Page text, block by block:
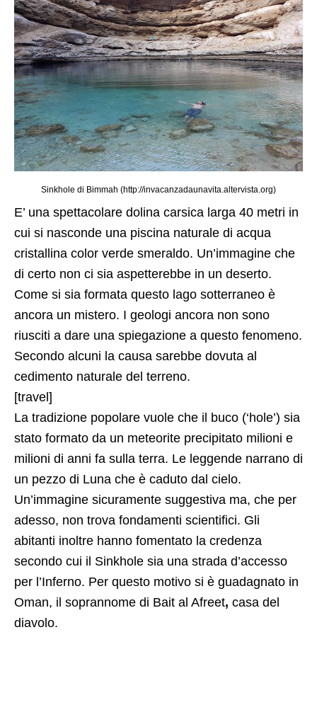
Sinkhole di Bimmah (http://invacanzadaunavita.altervista.org)
E’ una spettacolare dolina carsica larga 40 metri in
cui si nasconde una piscina naturale di acqua
cristallina color verde smeraldo. Un’immagine che
di certo non ci sia aspetterebbe in un deserto.
Come si sia formata questo lago sotterraneo è
ancora un mistero. I geologi ancora non sono
riusciti a dare una spiegazione a questo fenomeno.
Secondo alcuni la causa sarebbe dovuta al
cedimento naturale del terreno.
[travel]
La tradizione popolare vuole che il buco (‘hole’) sia
stato formato da un meteorite precipitato milioni e
milioni di anni fa sulla terra. Le leggende narrano di
un pezzo di Luna che è caduto dal cielo.
Un’immagine sicuramente suggestiva ma, che per
adesso, non trova fondamenti scientifici. Gli
abitanti inoltre hanno fomentato la credenza
secondo cui il Sinkhole sia una strada d’accesso
per l’Inferno. Per questo motivo si è guadagnato in
Oman, il soprannome di Bait al Afreet, casa del
diavolo.